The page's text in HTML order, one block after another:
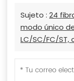
Sujeto : 24
modo único
LC/SC/FC/